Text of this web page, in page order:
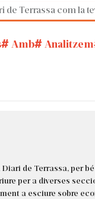
de Terrassa com la
Amb Analitzem
de Terrassa, per
per a diverses
a esciure sobre